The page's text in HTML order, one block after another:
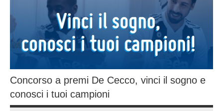
Concorso a premi De Cecco, vinci il sogno e
conosci i tuoi campioni